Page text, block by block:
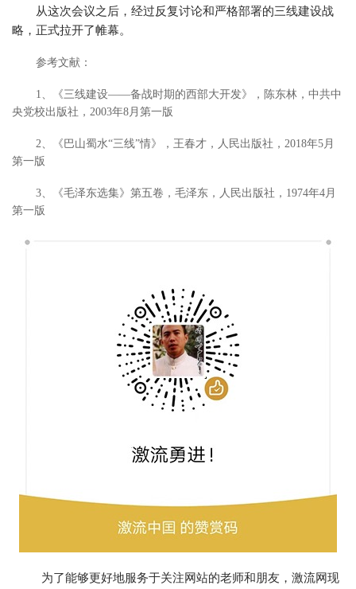
从这次会议之后，经过反复讨论和严格部署的三线建设战
略，正式拉开了帷幕。
参考文献：
1、《三线建设——备战时期的西部大开发》，陈东林，中共中
央党校出版社，2003年8月第一版
2、《巴山蜀水“三线”情》，王春才，人民出版社，2018年5月
第一版
3、《毛泽东选集》第五卷，毛泽东，人民出版社，1974年4月
第一版
为了能够更好地服务于关注网站的老师和朋友，激流网现